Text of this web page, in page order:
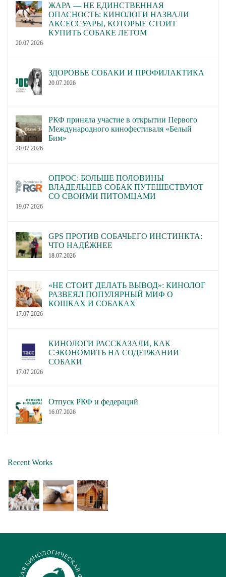
ЖАРА — НЕ ЕДИНСТВЕННАЯ
ОПАСНОСТЬ: КИНОЛОГИ НАЗВАЛИ
АКСЕССУАРЫ, КОТОРЫЕ СТОИТ
КУПИТЬ СОБАКЕ ЛЕТОМ
20.07.2026
ЗДОРОВЬЕ СОБАКИ И ПРОФИЛАКТИКА
20.07.2026
РКФ приняла участие в открытии Первого
Международного кинофестиваля «Белый
Бим»
20.07.2026
ОПРОС: БОЛЬШЕ ПОЛОВИНЫ
ВЛАДЕЛЬЦЕВ СОБАК ПУТЕШЕСТВУЮТ
СО СВОИМИ ПИТОМЦАМИ
19.07.2026
GPS ПРОТИВ СОБАЧЬЕГО ИНСТИНКТА:
ЧТО НАДЁЖНЕЕ
18.07.2026
«НЕ СТОИТ ДЕЛАТЬ ВЫВОД»: КИНОЛОГ
РАЗВЕЯЛ ПОПУЛЯРНЫЙ МИФ О
КОШКАХ И СОБАКАХ
17.07.2026
КИНОЛОГИ РАССКАЗАЛИ, КАК
СЭКОНОМИТЬ НА СОДЕРЖАНИИ
СОБАКИ
17.07.2026
Отпуск РКФ и федераций
16.07.2026
Recent Works